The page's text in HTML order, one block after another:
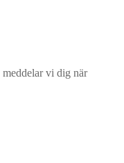
meddelar vi dig när